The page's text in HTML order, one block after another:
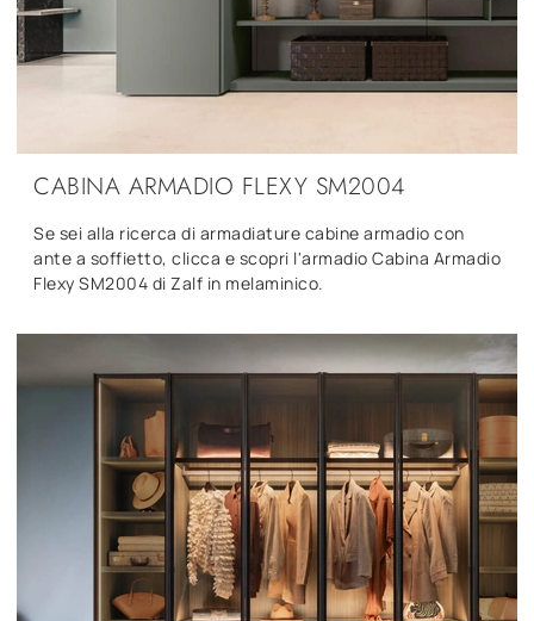
CABINA ARMADIO FLEXY SM2004
Se sei alla ricerca di armadiature cabine armadio con
ante a soffietto, clicca e scopri l'armadio Cabina Armadio
Flexy SM2004 di Zalf in melaminico.